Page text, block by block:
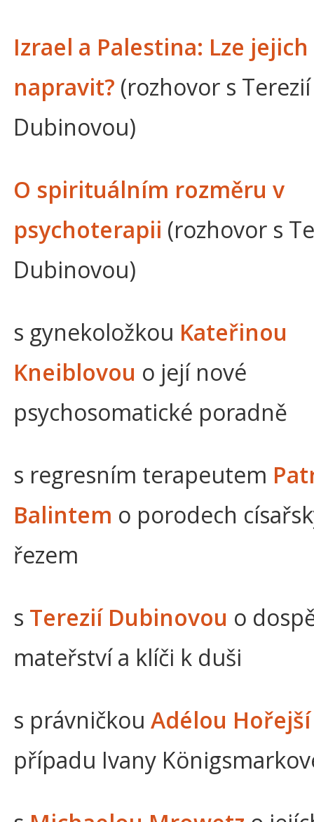
Izrael a Palestina: Lze
napravit? (rozhovor s Terezií
Dubinovou)
O spirituálním rozměru v
psychoterapii (rozhovor s
Dubinovou)
s gynekoložkou Kateřinou
Kneiblovou o její nové
psychosomatické poradně
s regresním terapeutem
Balintem o porodech
řezem
s Terezií Dubinovou o
mateřství a klíči k duši
s právničkou Adélou
případu Ivany